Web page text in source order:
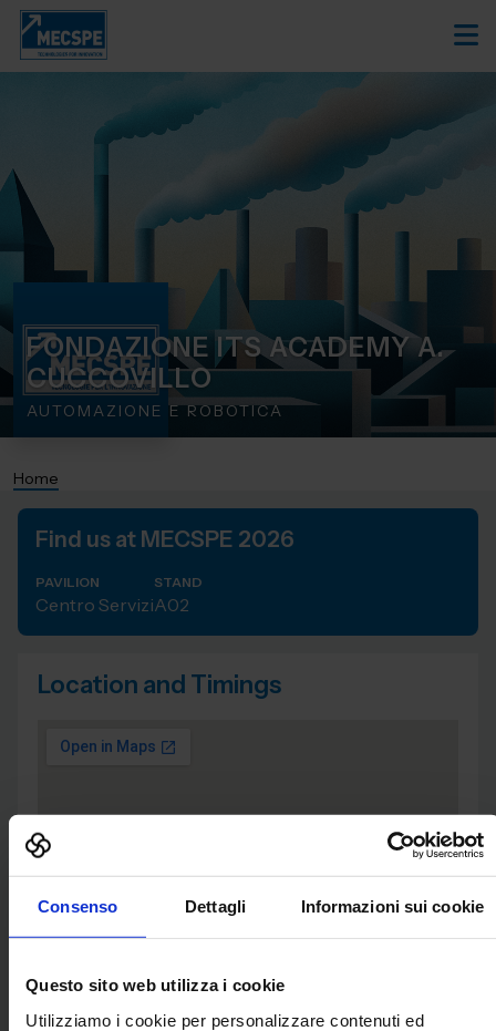
Consenso Dettagli Informazioni sui cookie
Questo sito web utilizza i cookie
Utilizziamo i cookie per personalizzare contenuti ed
FONDAZIONE ITS ACADEMY A.
CUCCOVILLO
AUTOMAZIONE E ROBOTICA
Home
Find us at MECSPE 2026
PAVILION
Centro Servizi
STAND
A02
Location and Timings